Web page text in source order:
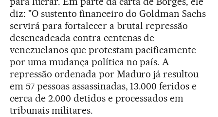
diz: "O sustento financeiro do Goldman Sachs
servirá para fortalecer a brutal repressão
desencadeada contra centenas de
venezuelanos que protestam pacificamente
por uma mudança política no país. A
repressão ordenada por Maduro já resultou
em 57 pessoas assassinadas, 13.000 feridos e
cerca de 2.000 detidos e processados em
tribunais militares.